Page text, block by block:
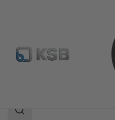
Katalog proizvoda
Područje